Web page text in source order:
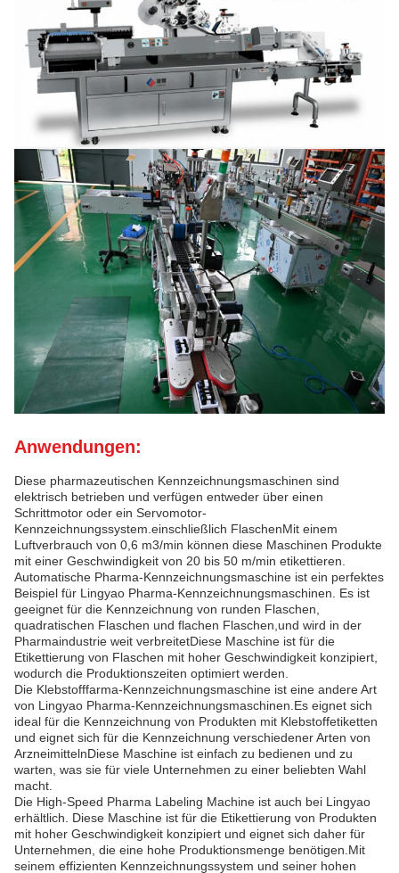
Anwendungen:
Diese pharmazeutischen Kennzeichnungsmaschinen sind
elektrisch betrieben und verfügen entweder über einen
Schrittmotor oder ein Servomotor-
Kennzeichnungssystem.einschließlich FlaschenMit einem
Luftverbrauch von 0,6 m3/min können diese Maschinen Produkte
mit einer Geschwindigkeit von 20 bis 50 m/min etikettieren.
Automatische Pharma-Kennzeichnungsmaschine ist ein perfektes
Beispiel für Lingyao Pharma-Kennzeichnungsmaschinen. Es ist
geeignet für die Kennzeichnung von runden Flaschen,
quadratischen Flaschen und flachen Flaschen,und wird in der
Pharmaindustrie weit verbreitetDiese Maschine ist für die
Etikettierung von Flaschen mit hoher Geschwindigkeit konzipiert,
wodurch die Produktionszeiten optimiert werden.
Die Klebstofffarma-Kennzeichnungsmaschine ist eine andere Art
von Lingyao Pharma-Kennzeichnungsmaschinen.Es eignet sich
ideal für die Kennzeichnung von Produkten mit Klebstoffetiketten
und eignet sich für die Kennzeichnung verschiedener Arten von
ArzneimittelnDiese Maschine ist einfach zu bedienen und zu
warten, was sie für viele Unternehmen zu einer beliebten Wahl
macht.
Die High-Speed Pharma Labeling Machine ist auch bei Lingyao
erhältlich. Diese Maschine ist für die Etikettierung von Produkten
mit hoher Geschwindigkeit konzipiert und eignet sich daher für
Unternehmen, die eine hohe Produktionsmenge benötigen.Mit
seinem effizienten Kennzeichnungssystem und seiner hohen